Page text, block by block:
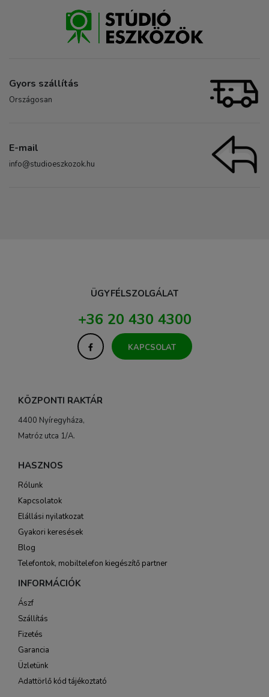
Gyors szállítás
Országosan
E-mail
info@studioeszkozok.hu
ÜGYFÉLSZOLGÁLAT
+36 20 430 4300
KAPCSOLAT
KÖZPONTI RAKTÁR
4400 Nyíregyháza,
Matróz utca 1/A.
HASZNOS
Rólunk
Kapcsolatok
Elállási nyilatkozat
Gyakori keresések
Blog
Telefontok, mobiltelefon kiegészítő partner
INFORMÁCIÓK
Ászf
Szállítás
Fizetés
Garancia
Üzletünk
Adattörlő kód tájékoztató